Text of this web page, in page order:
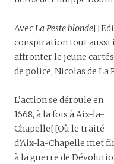
AvecLa Peste blonde
conspiration tout aussi
affronter le jeune
de police, Nicolas de La
L’action se déroule en
1668, à la fois à Aix-la-
Chapelle[[Où le traité
d’Aix-la-Chapelle met
à la guerre de